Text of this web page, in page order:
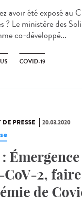
avoir été exposé au
? Le ministère des
co-développé...
COVID-19
PRESSE 20.03.2020
CoV-2,
de